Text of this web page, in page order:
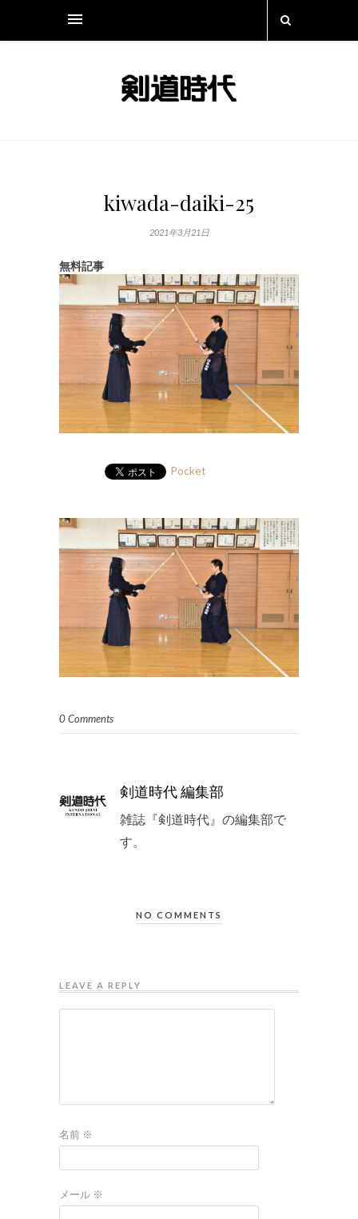
kiwada-daiki-25
2021年3月21日
無料記事
Pocket
0 Comments
剣道時代 編集部
雑誌『剣道時代』の編集部で
す。
NO COMMENTS
LEAVE A REPLY
名前 ※
メール ※